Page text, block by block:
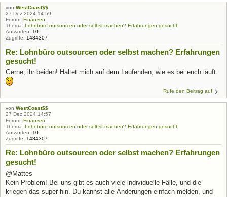
von WestCoast$$
27 Dez 2024 14:59
Forum: Finanzen
Thema: Lohnbüro outsourcen oder selbst machen? Erfahrungen gesucht!
Antworten: 10
Zugriffe: 1484307
Re: Lohnbüro outsourcen oder selbst machen? Erfahrungen
gesucht!
Gerne, ihr beiden! Haltet mich auf dem Laufenden, wie es bei euch läuft.
Rufe den Beitrag auf
von WestCoast$$
27 Dez 2024 14:57
Forum: Finanzen
Thema: Lohnbüro outsourcen oder selbst machen? Erfahrungen gesucht!
Antworten: 10
Zugriffe: 1484307
Re: Lohnbüro outsourcen oder selbst machen? Erfahrungen
gesucht!
@Mattes
Kein Problem! Bei uns gibt es auch viele individuelle Fälle, und die
kriegen das super hin. Du kannst alle Änderungen einfach melden, und